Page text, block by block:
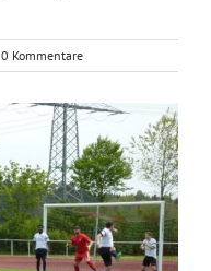
0 Kommentare